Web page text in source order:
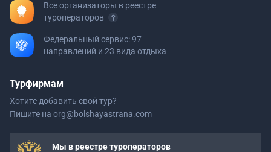
Все организаторы в реестре
туроператоров
Федеральный сервис: 97
направлений и 23 вида отдыха
Турфирмам
Хотите добавить свой тур?
Пишите на org@bolshayastrana.com
Мы в реестре туроператоров